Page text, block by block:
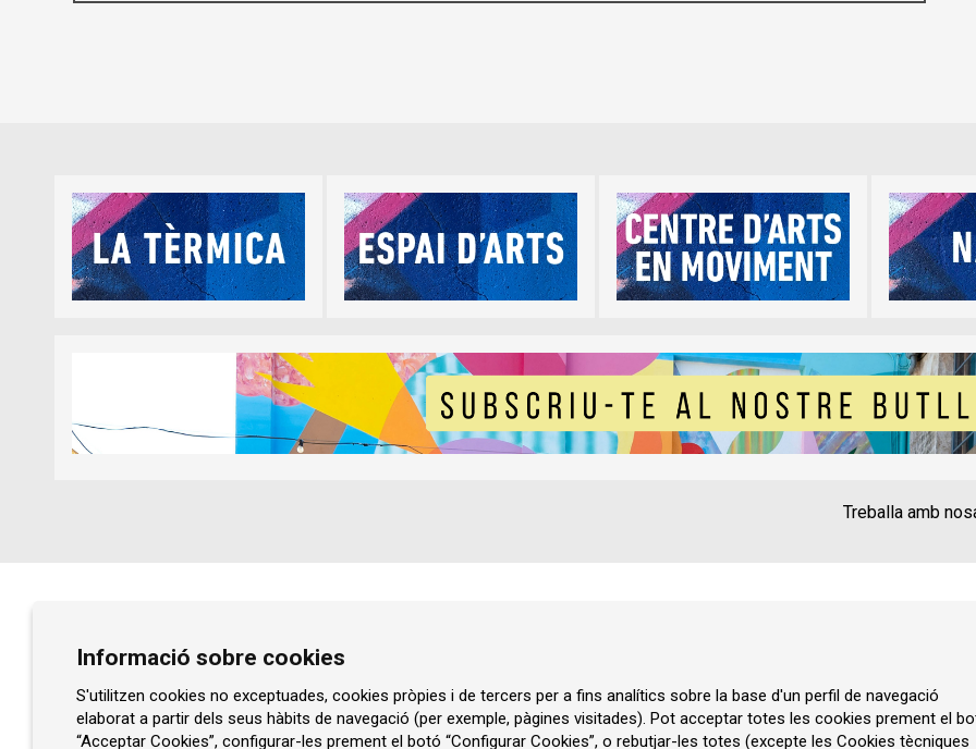
Treballa amb
08401 Granollers
93 860 47 29
info@rocaumbert.cat
Informació sobre cookies
S'utilitzen cookies no exceptuades, cookies pròpies i de tercers per a fins analítics sobre la base d'un perfil de navegació
elaborat a partir dels seus hàbits de navegació (per exemple, pàgines visitades). Pot acceptar totes les cookies prement el
“Acceptar Cookies”, configurar-les prement el botó “Configurar Cookies”, o rebutjar-les totes (excepte les Cookies tècniques